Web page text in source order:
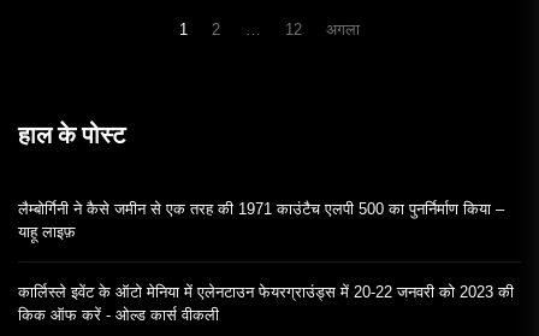
1 2 12 अगला
हाल के पोस्ट
लैम्बोर्गिनी ने कैसे जमीन से एक तरह की 1971 काउंटैच एलपी 500 का पुनर्निर्माण किया –
याहू लाइफ़
कार्लिस्ले इवेंट के ऑटो मेनिया में एलेनटाउन फेयरग्राउंड्स में 20-22 जनवरी को 2023 की
किक ऑफ करें - ओल्ड कार्स वीकली